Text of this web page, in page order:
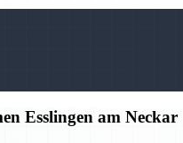
Esslingen am Neckar